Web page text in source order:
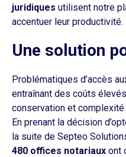
juridiques utilisent notre
accentuer leur productivité.
Une solution
Problématiques d’accès
entraînant des coûts
conservation et
En prenant la décision
la suite de Septeo
480 offices notariaux ont